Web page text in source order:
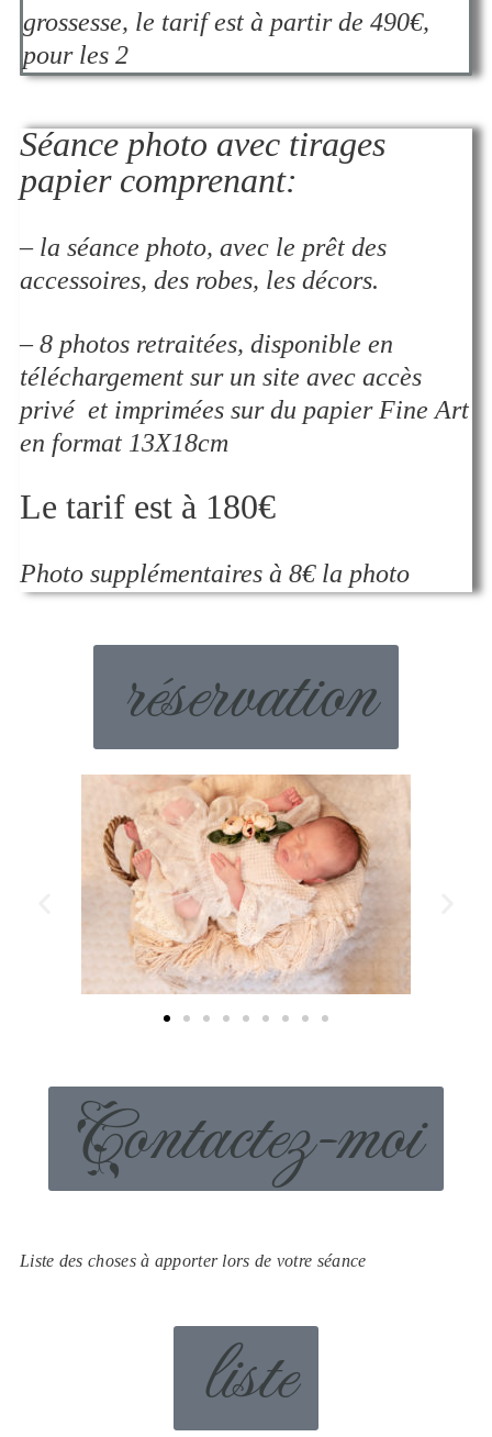
grossesse, le tarif est à partir de 490€,
pour les 2
Séance photo avec tirages
papier comprenant:
– la séance photo, avec le prêt des
accessoires, des robes, les décors.
– 8 photos retraitées, disponible en
téléchargement sur un site avec accès
privé et imprimées sur du papier Fine Art
en format 13X18cm
Le tarif est à 180€
Photo supplémentaires à 8€ la photo
réservation
Contactez-moi
Liste des choses à apporter lors de votre séance
liste